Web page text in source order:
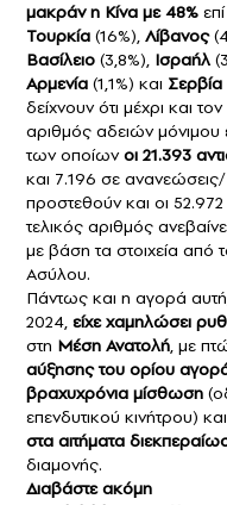
μακράν η Κίνα με 48%
Τουρκία (16%), Λίβανος
Βασίλειο (3,8%), Ισραήλ
Αρμενία (1,1%) και Σερβία
δείχνουν ότι μέχρι και
αριθμός αδειών μόνιμου
των οποίωνοι 21.393
και 7.196 σε
προστεθούν και οι
τελικός αριθμός
με βάση τα στοιχεία από
Ασύλου.
Πάντως και η αγορά
2024, είχε χαμηλώσει
στη Μέση Ανατολή, με
αύξησης του ορίου
βραχυχρόνια μίσθωση
επενδυτικού κινήτρου)
στα αιτήματα
διαμονής.
Διαβάστε ακόμη